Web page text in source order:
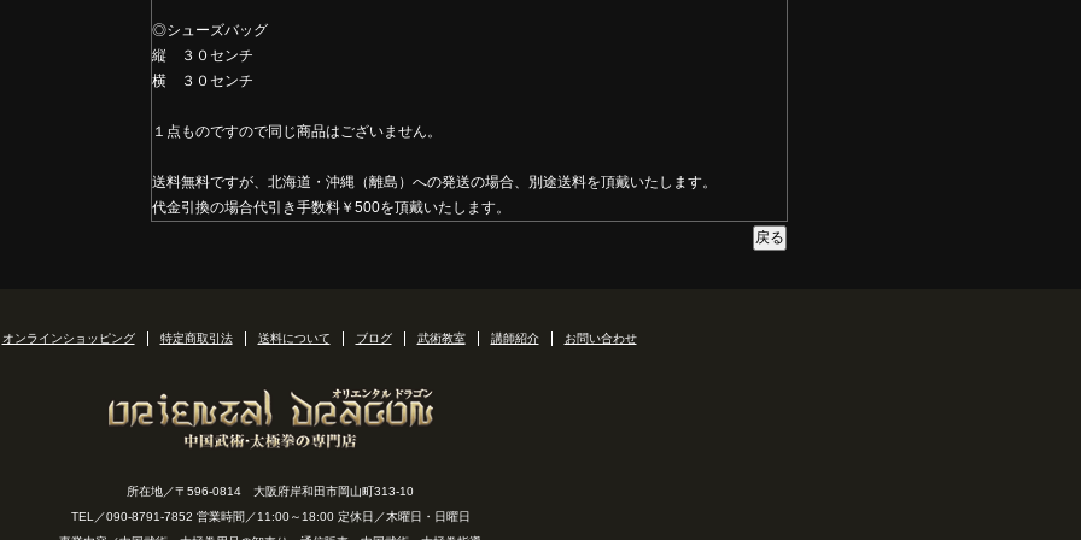
◎シューズバッグ
縦 ３０センチ
横 ３０センチ
１点ものですので同じ商品はございません。
送料無料ですが、北海道・沖縄（離島）への発送の場合、別途送料を頂戴いたします。
代金引換の場合代引き手数料￥500を頂戴いたします。
オンラインショッピング 特定商取引法 送料について ブログ 武術教室 講師紹介 お問い合わせ
所在地／〒596-0814 大阪府岸和田市岡山町313-10
TEL／090-8791-7852 営業時間／11:00～18:00 定休日／木曜日・日曜日